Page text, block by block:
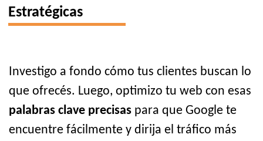
Estratégicas
Investigo a fondo cómo tus clientes buscan lo
que ofrecés. Luego, optimizo tu web con esas
palabras clave precisas para que Google te
encuentre fácilmente y dirija el tráfico más